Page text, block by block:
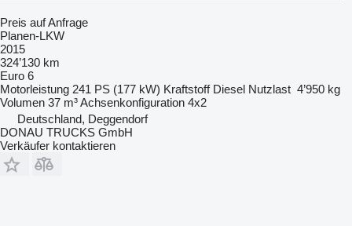
Preis auf Anfrage
Planen-LKW
2015
324’130 km
Euro 6
Motorleistung 241 PS (177 kW) Kraftstoff Diesel Nutzlast 4’950 kg
Volumen 37 m³Achsenkonfiguration 4x2
Deutschland, Deggendorf
DONAU TRUCKS GmbH
Verkäufer kontaktieren